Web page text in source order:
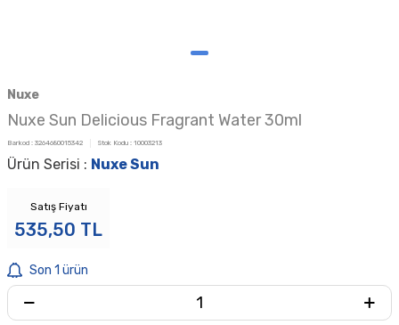
Nuxe
Nuxe Sun Delicious Fragrant Water 30ml
Barkod : 3264680015342 Stok Kodu : 10003213
Ürün Serisi : Nuxe Sun
Satış Fiyatı
535,50 TL
Son 1 ürün